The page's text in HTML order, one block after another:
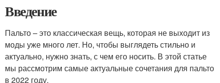
Введение
Пальто – это классическая вещь, которая не выходит из
моды уже много лет. Но, чтобы выглядеть стильно и
актуально, нужно знать, с чем его носить. В этой статье
мы рассмотрим самые актуальные сочетания для пальто
в 2022 году.